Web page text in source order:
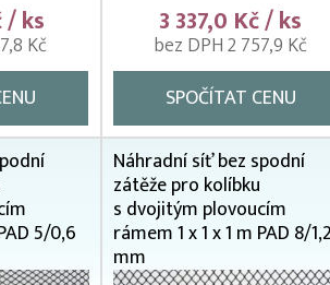
/ ks
Kč
3 337,0 Kč / ks
bez DPH 2 757,9 Kč
SPOČÍTAT CENU
5/0,6
Náhradní síť bez spodní
zátěže pro kolíbku
s dvojitým plovoucím
rámem 1 x 1 x 1 m PAD 8/1,2
mm